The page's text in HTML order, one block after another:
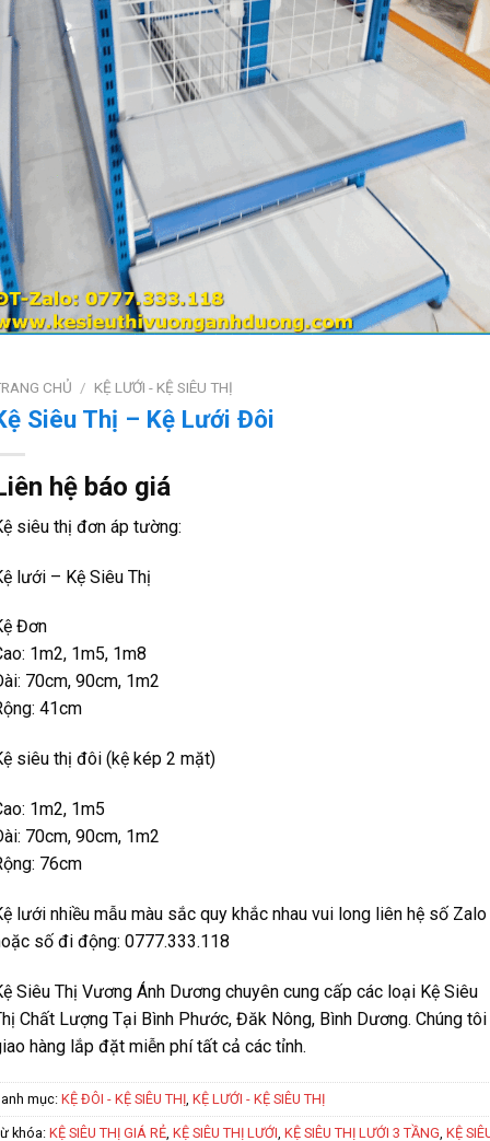
CHỦ / KỆ LƯỚI - KỆ SIÊU THỊ
Siêu Thị – Kệ Lưới Đôi
hệ báo giá
siêu thị đơn áp tường:
lưới – Kệ Siêu Thị
Đơn
1m2, 1m5, 1m8
70cm, 90cm, 1m2
41cm
siêu thị đôi (kệ kép 2 mặt)
1m2, 1m5
70cm, 90cm, 1m2
76cm
lưới nhiều mẫu màu sắc quy khắc nhau vui long liên hệ số Zalo
số đi động: 0777.333.118
Siêu Thị Vương Ánh Dương chuyên cung cấp các loại Kệ Siêu
Chất Lượng Tại Bình Phước, Đăk Nông, Bình Dương. Chúng tôi
hàng lắp đặt miễn phí tất cả các tỉnh.
mục: KỆ ĐÔI - KỆ SIÊU THỊ, KỆ LƯỚI - KỆ SIÊU THỊ
khóa: KỆ SIÊU THỊ GIÁ RẺ, KỆ SIÊU THỊ LƯỚI, KỆ SIÊU THỊ LƯỚI 3 TẦNG, KỆ